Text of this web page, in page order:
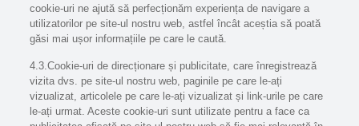
cookie-uri ne ajută să perfecționăm experiența de navigare a
utilizatorilor pe site-ul nostru web, astfel încât aceștia să poată
găsi mai ușor informațiile pe care le caută.
4.3.Cookie-uri de direcționare și publicitate, care înregistrează
vizita dvs. pe site-ul nostru web, paginile pe care le-ați
vizualizat, articolele pe care le-ați vizualizat și link-urile pe care
le-ați urmat. Aceste cookie-uri sunt utilizate pentru a face ca